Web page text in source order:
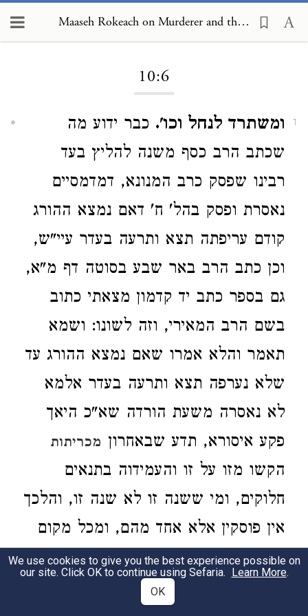
Maaseh Rokeach on Murderer and the Preservation of Life 10:6
10:6
1 ומשתרד לנחל וכו'. כבר ידוע מה
שכתב הרב כסף משנה להליץ בעד
רבינו שפסק כרב המנונא, דמדמסיים
נאסרת ופסק בהל' ח' דאם נמצא ההורג
קודם עריפתה תצא ותרעה בעדר עיי"ש,
וכן כתב הרב באר שבע בסוטה דף מ"א,
גם בספר כתב יד קדמון מצאתי כתוב
בשם הרב המאירי, וזה לשונו: ושמא
תאמר והלא אמרו שאם נמצא ההורג עד
שלא נערפה תצא ותרעה בעדר אלמא
לא נאסרה משעת הורדה שא"כ היאך
פקע איסורא, תדע שבאחרון מכריתות
הקשו מזו על זו והעמידוה בתנאים
חלוקים, ומי ששנה זו לא שנה זו, והלכך
אין פוסקין אלא אחד מהם, ומכל מקום
מדרך הסברא נראה לדחות אותה סוגיא
ולהעמיד את שתיהם ולומר, שכל
We use cookies to give you the best experience possible on
our site. Click OK to continue using Sefaria. Learn More.
OK